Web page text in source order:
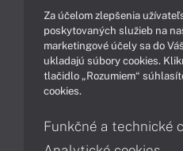
Podpora a servis
Za účelom zlepšenia
poskytovaných služieb na
marketingové účely sa do
ukladajú súbory cookies.
tlačidlo „Rozumiem“
cookies.
Funkčné a technické